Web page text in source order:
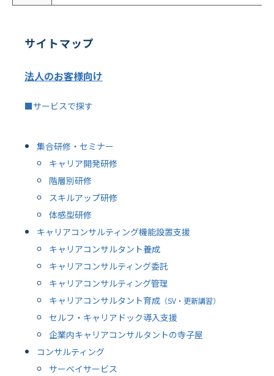
サイトマップ
法人のお客様向け
■サービスで探す
集合研修・セミナー
キャリア開発研修
階層別研修
スキルアップ研修
体感型研修
キャリアコンサルティング機能設置支援
キャリアコンサルタント養成
キャリアコンサルティング委託
キャリアコンサルティング管理
キャリアコンサルタント育成 （SV・更新講習）
セルフ・キャリアドック導入支援
企業内キャリアコンサルタントの寺子屋
コンサルティング
サーベイサービス